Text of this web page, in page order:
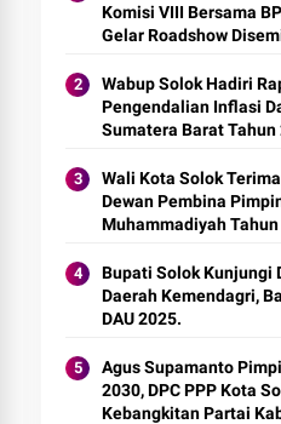
Komisi VIII Bersama
Gelar Roadshow
Wabup Solok Hadiri
Pengendalian Inflasi
Sumatera Barat Tahun
Wali Kota Solok
Dewan Pembina
Muhammadiyah Tahun
Bupati Solok Kunjungi
Daerah Kemendagri,
DAU 2025.
Agus Supamanto
2030, DPC PPP Kota
Kebangkitan Partai